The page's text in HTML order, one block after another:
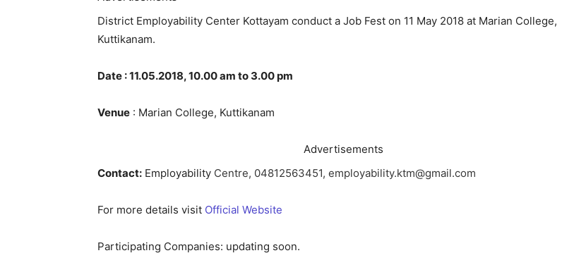
District Employability Center Kottayam conduct a Job Fest on 11 May 2018 at Marian College,
Kuttikanam.
Date : 11.05.2018, 10.00 am to 3.00 pm
Venue : Marian College, Kuttikanam
Advertisements
Contact: Employability Centre, 04812563451, employability.ktm@gmail.com
For more details visit Official Website
Participating Companies: updating soon.